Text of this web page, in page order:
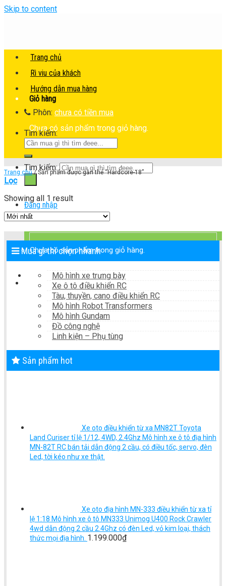
Skip to content
Giỏ hàng
Chưa có sản phẩm trong giỏ hàng.
Tìm kiếm:
Đăng nhập
Chưa có sản phẩm trong giỏ hàng.
Trang chủ
Rì viu của khách
Hướng dẫn mua hàng
Phôn: chưa có tiền mua
Tìm kiếm:
Trang chủ /Sản phẩm được gắn thẻ “Hardcore-18”
Lọc
Showing all 1 result
Mua gì thì chọn nhanh
Mô hình xe trưng bày
Xe ô tô điều khiển RC
Tàu, thuyền, cano điều khiển RC
Mô hình Robot Transformers
Mô hình Gundam
Đồ công nghệ
Linh kiện – Phụ tùng
Sản phẩm hot
Xe oto điều khiển từ xa MN82T Toyota
Land Curiser tỉ lệ 1/12, 4WD, 2.4Ghz Mô hình xe ô tô địa hình
MN-82T RC bán tải dẫn động 2 cầu, có điều tốc, servo, đèn
Led, tời kéo như xe thật.
Xe oto địa hình MN-333 điều khiển từ xa tỉ
lệ 1:18 Mô hình xe ô tô MN333 Unimog U400 Rock Crawler
4wd dẫn động 2 cầu 2.4Ghz có đèn Led, vỏ kim loại, thách
thức mọi địa hình. 1.199.000₫